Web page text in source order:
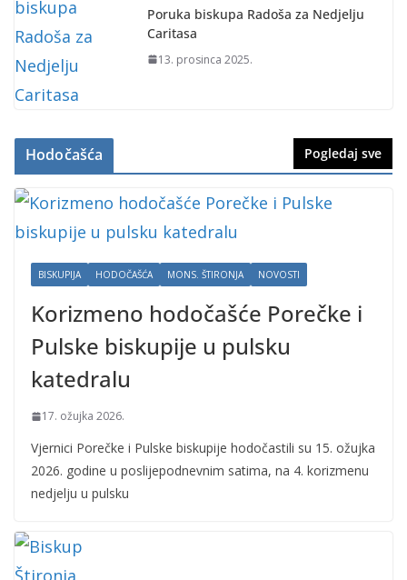
Poruka biskupa Radoša za Nedjelju
Caritasa
13. prosinca 2025.
Hodočašća Pogledaj sve
BISKUPIJA HODOČAŠĆA MONS. ŠTIRONJA NOVOSTI
Korizmeno hodočašće Porečke i
Pulske biskupije u pulsku
katedralu
17. ožujka 2026.
Vjernici Porečke i Pulske biskupije hodočastili su 15. ožujka
2026. godine u poslijepodnevnim satima, na 4. korizmenu
nedjelju u pulsku